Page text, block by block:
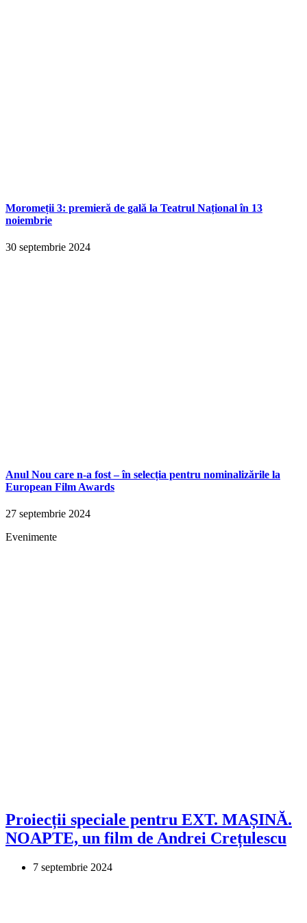
Moromeții 3: premieră de gală la Teatrul Național în 13
noiembrie
30 septembrie 2024
Anul Nou care n-a fost – în selecția pentru nominalizările la
European Film Awards
27 septembrie 2024
Evenimente
Proiecții speciale pentru EXT. MAȘINĂ.
NOAPTE, un film de Andrei Crețulescu
7 septembrie 2024